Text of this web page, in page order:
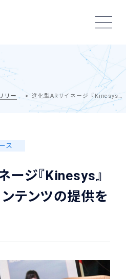
リー
進化型ARサイネージ『Kinesys』が『くまモン』コンテンツの提供を開始
ス
ージ『Kinesys』
ンテンツの提供を